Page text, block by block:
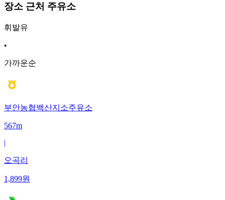
장소 근처 주유소
휘발유
•
가까운순
부안농협백산지소주유소
567m
|
오곡리
1,899원